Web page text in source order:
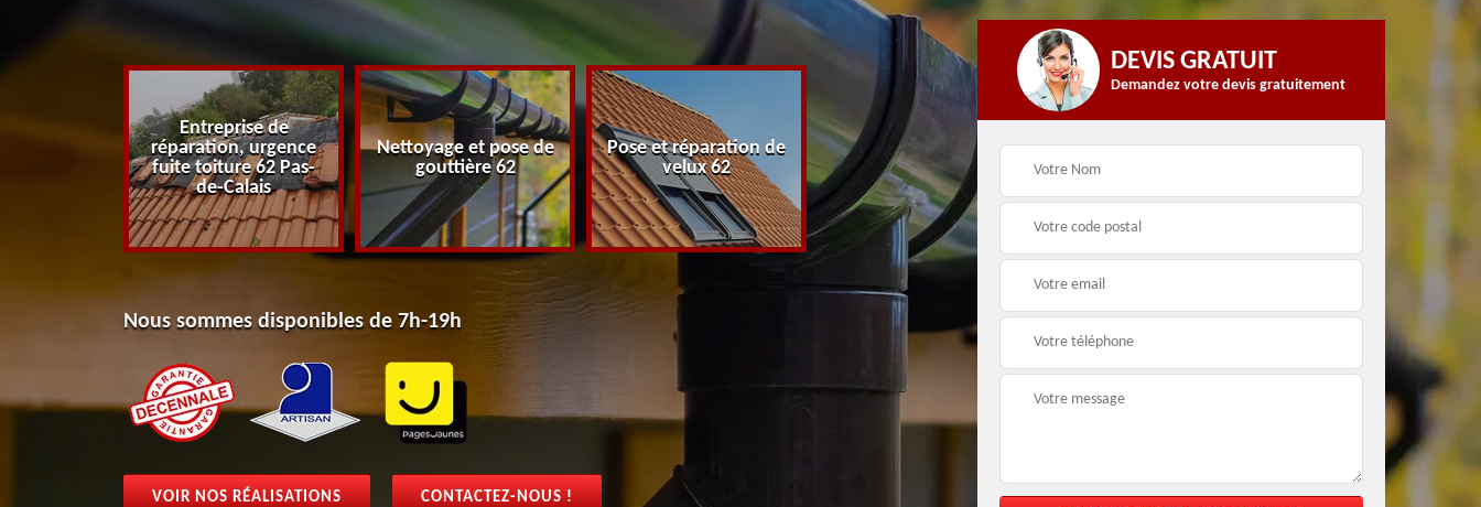
Entreprise de
réparation, urgence
fuite toiture 62 Pas-
de-Calais
Nettoyage et pose de
gouttière 62
Pose et réparation de
velux 62
Nettoyage et
démoussage de
toiture 62
62 Pas-de-Calais
Nous sommes disponibles de 7h-19h
VOIR NOS RÉALISATIONS CONTACTEZ-NOUS !
DEVIS GRATUIT
Demandez votre devis gratuitement